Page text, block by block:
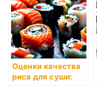
Оценки качества
риса для суши: